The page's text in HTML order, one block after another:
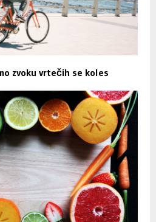
zvoku vrtečih se koles